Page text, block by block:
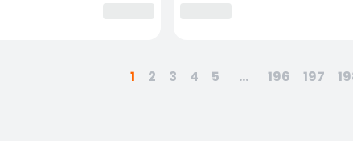
1 2 3 4 5 ... 196 197